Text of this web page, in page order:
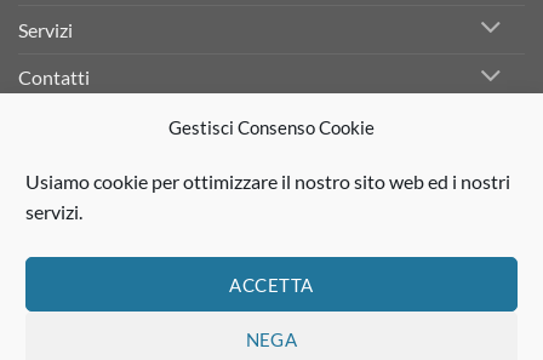
Gestisci Consenso Cookie
Usiamo cookie per ottimizzare il nostro sito web ed i nostri
servizi.
ACCETTA
NEGA
Servizi
Contatti
PayPal Stripe